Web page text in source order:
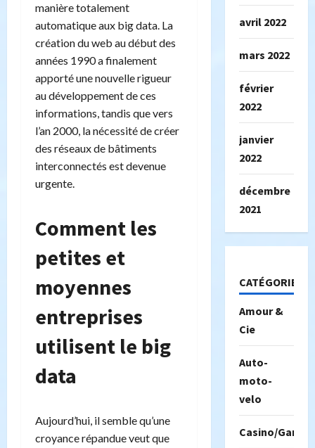
manière totalement
automatique aux big data. La
création du web au début des
années 1990 a finalement
apporté une nouvelle rigueur
au développement de ces
informations, tandis que vers
l’an 2000, la nécessité de créer
des réseaux de bâtiments
interconnectés est devenue
urgente.
Comment les
petites et
moyennes
entreprises
utilisent le big
data
Aujourd’hui, il semble qu’une
croyance répandue veut que
avril 2022
mars 2022
février
2022
janvier
2022
décembre
2021
CATÉGORIES
Amour &
Cie
Auto-
moto-
velo
Casino/